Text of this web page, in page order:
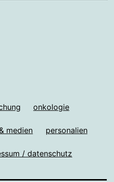
onkologie
medien personalien
/ datenschutz